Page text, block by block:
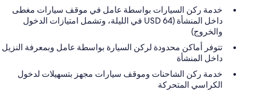
خدمة ركن السيارات بواسطة عامل في موقف سيارات مغطى
داخل المنشأة (USD 64 في الليلة، وتشمل امتيازات الدخول
والخروج)
تتوفر أماكن محدودة لركن السيارة بواسطة عامل وبمعرفة النزيل
داخل المنشأة
خدمة ركن الشاحنات وموقف سيارات مجهز بتسهيلات لدخول
الكراسي المتحركة